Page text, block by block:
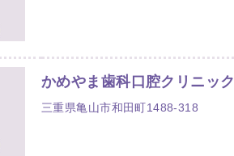
かめやま歯科口腔クリニック
三重県亀山市和田町1488-318